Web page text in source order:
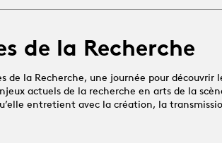
de la Recherche
de la Recherche, une journée pour découvrir
actuels de la recherche en arts de la
entretient avec la création, la